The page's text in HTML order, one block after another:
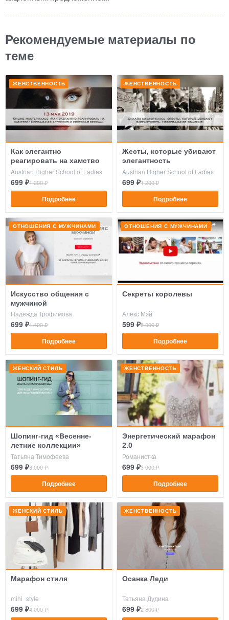
Рекомендуемые материалы по
теме
ЖЕНСТВЕННОСТЬ
Как элегантно
реагировать на хамство
Austrian Higher School of Ladies
699 ₽1 200 ₽
Подробнее
ЖЕНСТВЕННОСТЬ
Жесты, которые убивают
элегантность
Austrian Higher School of Ladies
699 ₽1 200 ₽
Подробнее
ОТНОШЕНИЯ С МУЖЧИНАМИ
Искусство общения с
мужчиной
Надежда Трофимова
699 ₽1 490 ₽
Подробнее
ОТНОШЕНИЯ С МУЖЧИНАМИ
Секреты королевы
Алекс Мэй
599 ₽5 000 ₽
Подробнее
ЖЕНСКИЙ СТИЛЬ
Шопинг-гид «Весенне-
летние коллекции»
Татьяна Тимофеева
699 ₽3 000 ₽
Подробнее
ЖЕНСТВЕННОСТЬ
Энергетический марафон
2.0
Романистка
699 ₽3 000 ₽
Подробнее
ЖЕНСКИЙ СТИЛЬ
Марафон стиля
mihi_style
699 ₽4 000 ₽
ЖЕНСТВЕННОСТЬ
Осанка Леди
Татьяна Дудина
699 ₽2 800 ₽